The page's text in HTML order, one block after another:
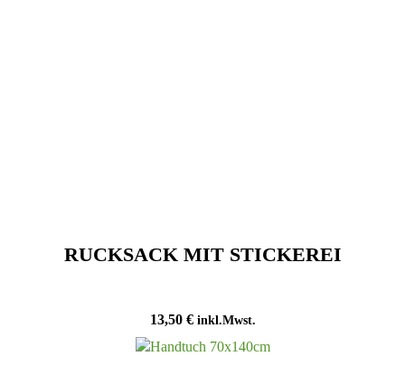
RUCKSACK MIT STICKEREI
13,50 € inkl.Mwst.